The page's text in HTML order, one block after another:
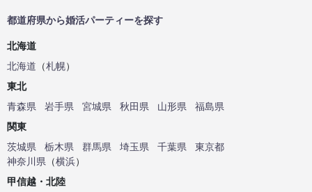
都道府県から婚活パーティーを探す
北海道
北海道 （札幌）
東北
青森県
岩手県 宮城県 秋田県 山形県
福島県
関東
茨城県
栃木県 群馬県 埼玉県 千葉県
東京都
神奈川県 （横浜）
甲信越・北陸